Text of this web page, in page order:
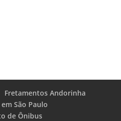
Fretamentos Andorinha
São Paulo
de Ônibus